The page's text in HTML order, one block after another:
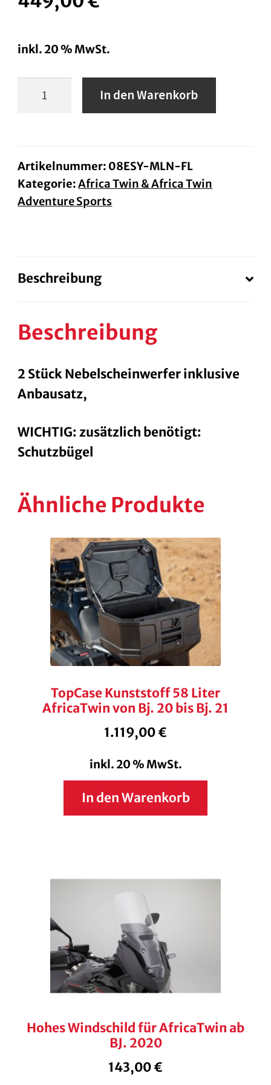
inkl. 20 % MwSt.
Africa
Twin
ab
In den Warenkorb
Artikelnummer: 08ESY-MLN-FL
Kategorie:Africa Twin & Africa Twin
Adventure Sports
Beschreibung
Beschreibung
2 Stück Nebelscheinwerfer inklusive
Anbausatz,
WICHTIG: zusätzlich benötigt:
Schutzbügel
Ähnliche Produkte
TopCase Kunststoff 58 Liter
AfricaTwin von Bj. 20 bis Bj. 21
1.119,00€
inkl. 20 % MwSt.
In den Warenkorb
Hohes Windschild für AfricaTwin ab
BJ. 2020
143,00€